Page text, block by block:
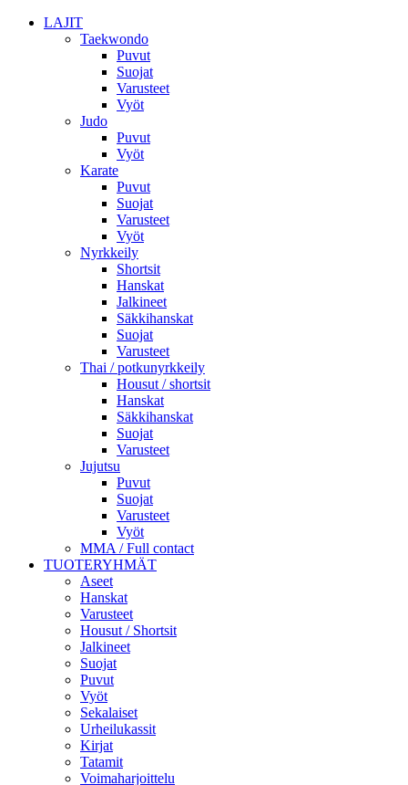
LAJIT
Taekwondo
Puvut
Suojat
Varusteet
Vyöt
Judo
Puvut
Vyöt
Karate
Puvut
Suojat
Varusteet
Vyöt
Nyrkkeily
Shortsit
Hanskat
Jalkineet
Säkkihanskat
Suojat
Varusteet
Thai / potkunyrkkeily
Housut / shortsit
Hanskat
Säkkihanskat
Suojat
Varusteet
Jujutsu
Puvut
Suojat
Varusteet
Vyöt
MMA / Full contact
TUOTERYHMÄT
Aseet
Hanskat
Varusteet
Housut / Shortsit
Jalkineet
Suojat
Puvut
Vyöt
Sekalaiset
Urheilukassit
Kirjat
Tatamit
Voimaharjoittelu